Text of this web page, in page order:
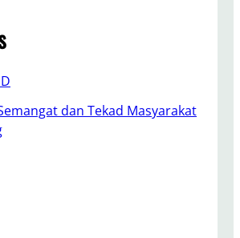
dan Tekad Masyarakat